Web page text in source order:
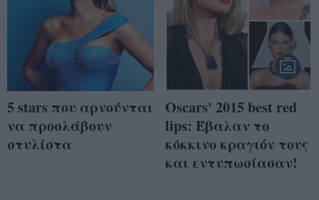
5 stars που αρνούνται
να προσλάβουν
στυλίστα
Oscars' 2015 best red
lips: Έβαλαν το
κόκκινο κραγιόν τους
και εντυπωσίασαν!